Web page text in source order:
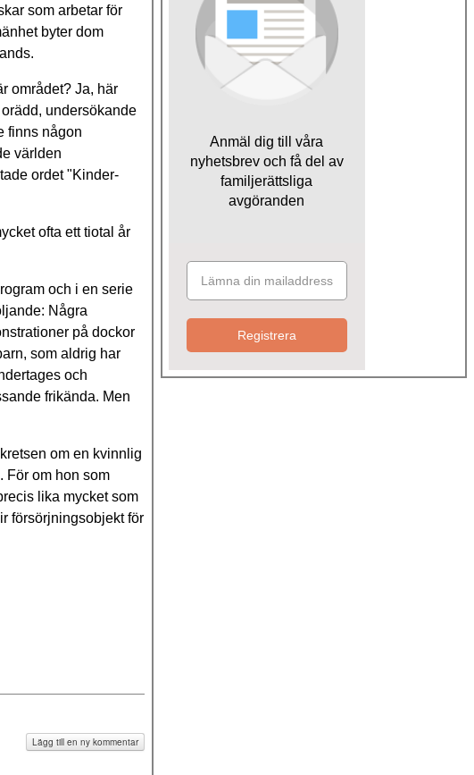
som arbetar för
byter dom
området? Ja, här
undersökande
finns någon
världen
ordet "Kinder-
ofta ett tiotal år
och i en serie
Några
på dockor
som aldrig har
och
frikända. Men
om en kvinnlig
För om hon som
lika mycket som
försörjningsobjekt för
mot helvetet
av barn
Lägg till en ny kommentar
Anmäl dig till våra
nyhetsbrev och få del av
familjerättsliga
avgöranden
Registrera